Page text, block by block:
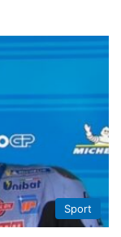
Sport